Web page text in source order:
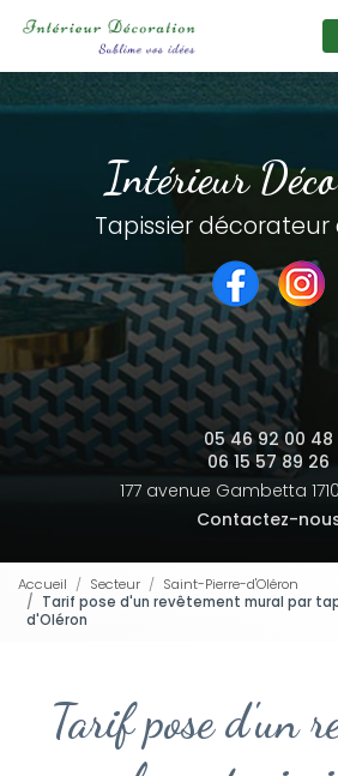
principal
Intérieur
Tapissier décorateur
05 46 92 00 48
06 15 57 89 26
177 avenue Gambetta
Contactez-
Accueil Secteur
Saint-Pierre-d'Oléron
Tarif pose d'un revêtement mural par
d'Oléron
Tarif pose d'un